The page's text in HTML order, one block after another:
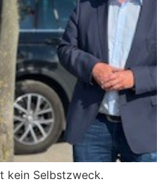
kein Selbstzweck.